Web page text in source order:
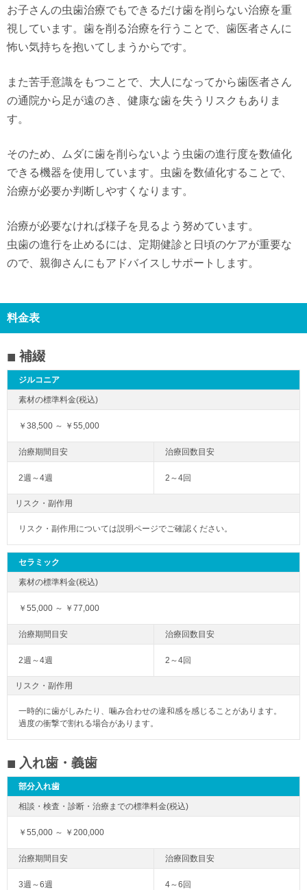
お子さんの虫歯治療でもできるだけ歯を削らない治療を重
視しています。歯を削る治療を行うことで、歯医者さんに
怖い気持ちを抱いてしまうからです。
また苦手意識をもつことで、大人になってから歯医者さん
の通院から足が遠のき、健康な歯を失うリスクもありま
す。
そのため、ムダに歯を削らないよう虫歯の進行度を数値化
できる機器を使用しています。虫歯を数値化することで、
治療が必要か判断しやすくなります。
治療が必要なければ様子を見るよう努めています。
虫歯の進行を止めるには、定期健診と日頃のケアが重要な
ので、親御さんにもアドバイスしサポートします。
料金表
補綴
ジルコニア
￥38,500 ～ ￥55,000
2週～4週 2～4回
リスク・副作用
リスク・副作用については説明ページでご確認ください。
セラミック
￥55,000 ～ ￥77,000
2週～4週 2～4回
リスク・副作用
一時的に歯がしみたり、噛み合わせの違和感を感じることがあります。
過度の衝撃で割れる場合があります。
入れ歯・義歯
部分入れ歯
￥55,000 ～ ￥200,000
3週～6週 4～6回